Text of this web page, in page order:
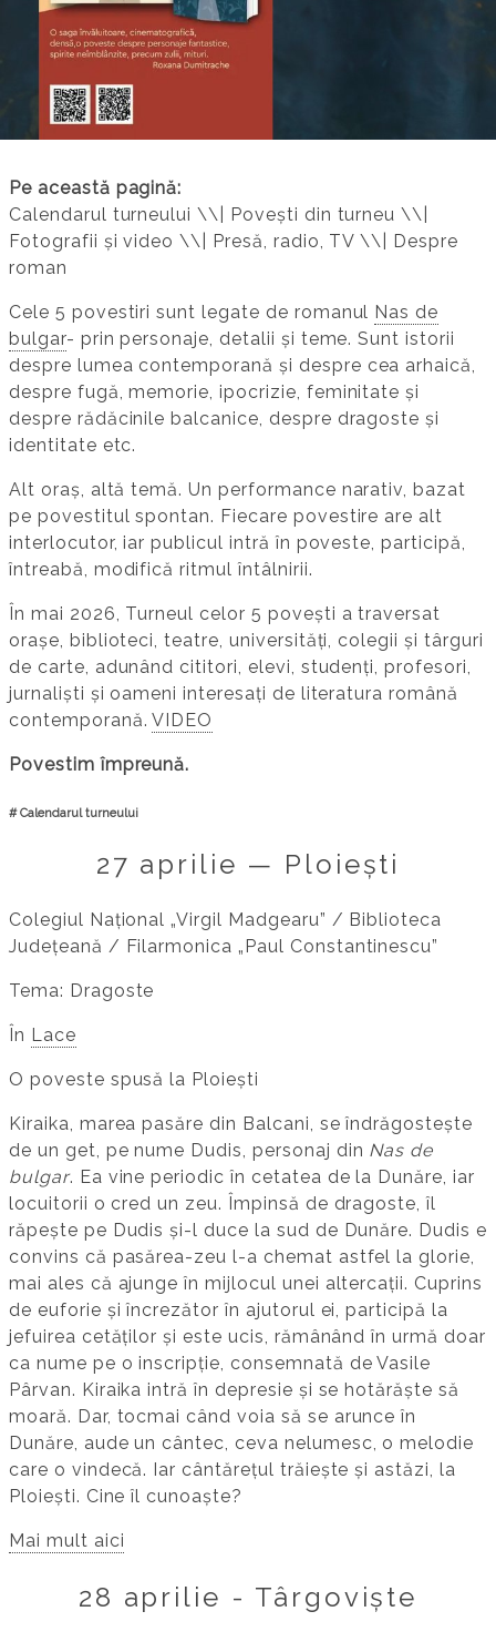
Pe această pagină:
Calendarul turneului \\| Povești din turneu \\|
Fotografii și video \\| Presă, radio, TV \\| Despre
roman
Cele 5 povestiri sunt legate de romanul Nas de
bulgar- prin personaje, detalii și teme. Sunt istorii
despre lumea contemporană și despre cea arhaică,
despre fugă, memorie, ipocrizie, feminitate și
despre rădăcinile balcanice, despre dragoste și
identitate etc.
Alt oraș, altă temă. Un performance narativ, bazat
pe povestitul spontan. Fiecare povestire are alt
interlocutor, iar publicul intră în poveste, participă,
întreabă, modifică ritmul întâlnirii.
În mai 2026, Turneul celor 5 povești a traversat
orașe, biblioteci, teatre, universități, colegii și târguri
de carte, adunând cititori, elevi, studenți, profesori,
jurnaliști și oameni interesați de literatura română
contemporană.VIDEO
Povestim împreună.
# Calendarul turneului
27 aprilie — Ploiești
Colegiul Național „Virgil Madgearu” / Biblioteca
Județeană / Filarmonica „Paul Constantinescu”
Tema: Dragoste
În Lace
O poveste spusă la Ploiești
Kiraika, marea pasăre din Balcani, se îndrăgostește
de un get, pe nume Dudis, personaj din Nas de
bulgar. Ea vine periodic în cetatea de la Dunăre, iar
locuitorii o cred un zeu. Împinsă de dragoste, îl
răpește pe Dudis și-l duce la sud de Dunăre. Dudis e
convins că pasărea-zeu l-a chemat astfel la glorie,
mai ales că ajunge în mijlocul unei altercații. Cuprins
de euforie și încrezător în ajutorul ei, participă la
jefuirea cetăților și este ucis, rămânând în urmă doar
ca nume pe o inscripție, consemnată de Vasile
Pârvan. Kiraika intră în depresie și se hotărăște să
moară. Dar, tocmai când voia să se arunce în
Dunăre, aude un cântec, ceva nelumesc, o melodie
care o vindecă. Iar cântărețul trăiește și astăzi, la
Ploiești. Cine îl cunoaște?
Mai mult aici
28 aprilie - Târgoviște